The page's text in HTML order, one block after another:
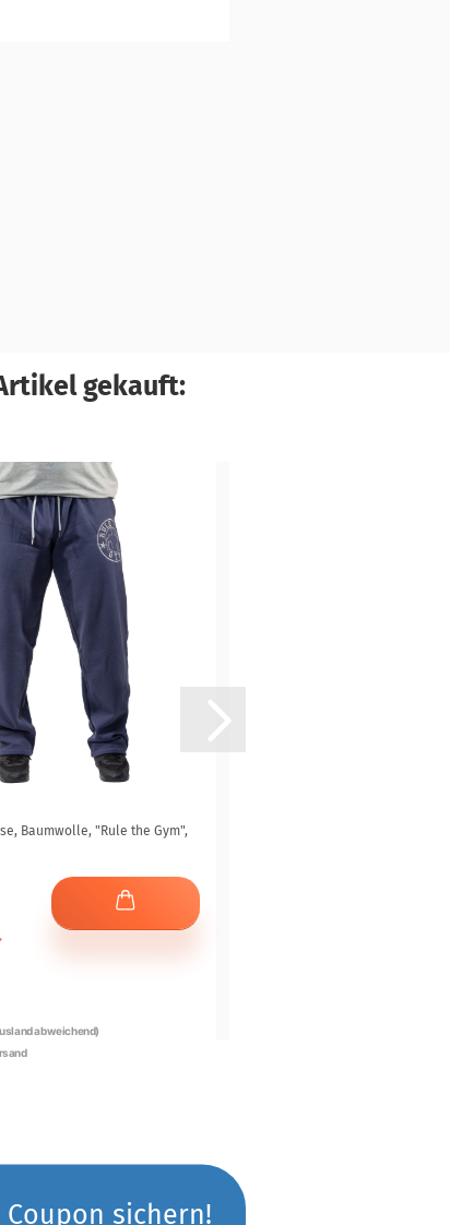
gekauft:
Baumwolle, "Rule the Gym",
sichern!